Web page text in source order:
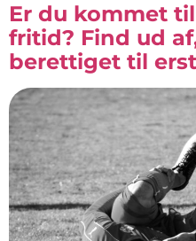
Er du kommet
fritid? Find ud
berettiget til